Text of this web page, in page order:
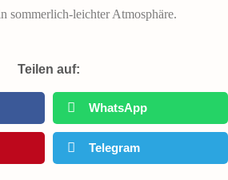
sommerlich-leichter Atmosphäre.
Teilen auf:
WhatsApp
Telegram